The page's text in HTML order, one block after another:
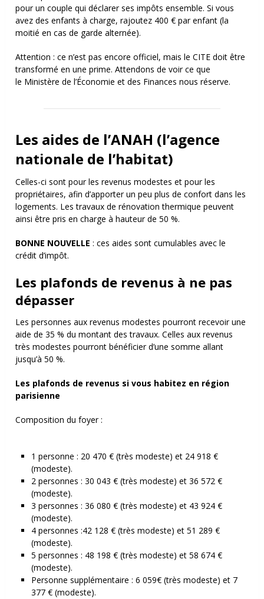
pour un couple qui déclarer ses impôts ensemble. Si vous
avez des enfants à charge, rajoutez 400 € par enfant (la
moitié en cas de garde alternée).
Attention : ce n’est pas encore officiel, mais le CITE doitêtre
transformé en une prime. Attendons de voir ce que
le Ministère de l’Économie et des Finances nous réserve.
Les aides de l’ANAH (l’agence
nationale de l’habitat)
Celles-ci sont pour les revenus modestes et pour les
propriétaires, afin d’apporter un peu plus de confort dans les
logements. Les travaux de rénovation thermique peuvent
ainsi être pris en charge à hauteur de 50 %.
BONNE NOUVELLE : ces aides sont cumulables avec le
crédit d’impôt.
Les plafonds de revenus à ne pas
dépasser
Les personnes aux revenus modestes pourront recevoir une
aide de 35 % du montant des travaux. Celles aux revenus
très modestes pourront bénéficier d’une somme allant
jusqu’à 50 %.
Les plafonds de revenus si vous habitez en région
parisienne
Composition du foyer :
1 personne : 20 470 € (très modeste) et 24 918 €
(modeste).
2 personnes : 30 043 € (très modeste) et 36 572 €
(modeste).
3 personnes : 36 080 € (très modeste) et 43 924 €
(modeste).
4 personnes :42 128 € (très modeste) et 51 289 €
(modeste).
5 personnes : 48 198 € (très modeste) et 58 674 €
(modeste).
Personne supplémentaire : 6 059€ (très modeste) et 7
377 € (modeste).